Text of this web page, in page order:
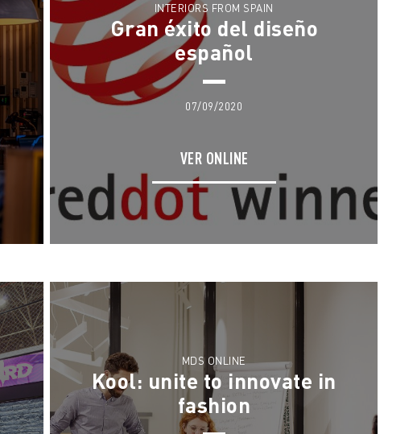
INTERIORS FROM SPAIN
Gran éxito del diseño
español
07/09/2020
VER ONLINE
MDS ONLINE
Kool: unite to innovate in
fashion